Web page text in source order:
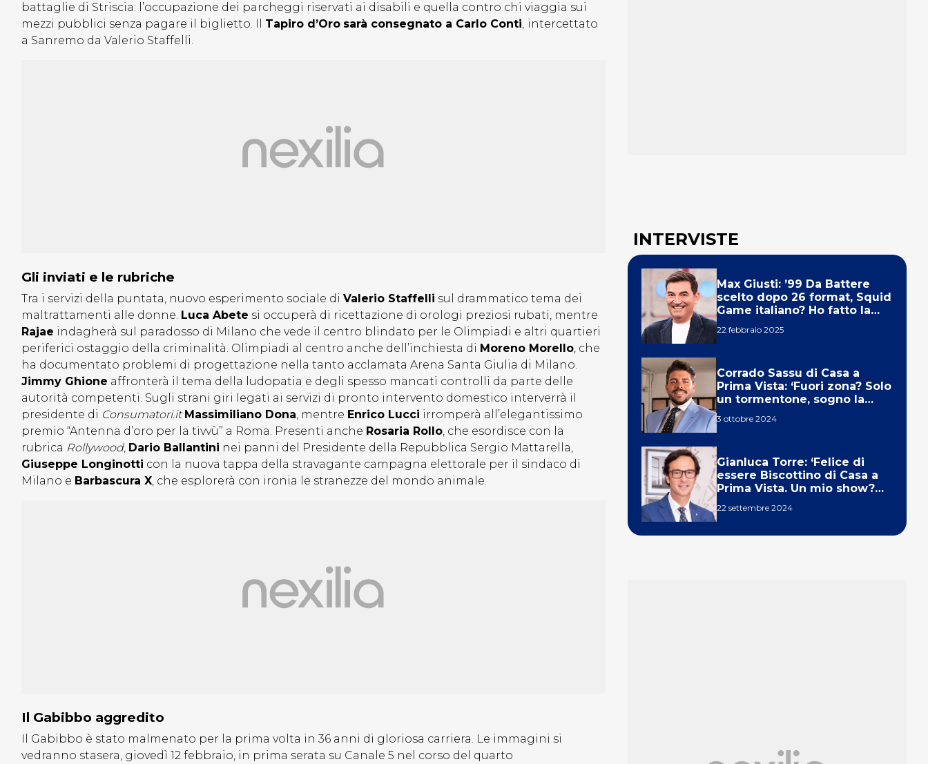
battaglie di Striscia: l’occupazione dei parcheggi riservati ai disabili e quella contro chi viaggia sui
mezzi pubblici senza pagare il biglietto. Il Tapiro d’Oro sarà consegnato a Carlo Conti, intercettato
a Sanremo da Valerio Staffelli.
Gli inviati e le rubriche
Tra i servizi della puntata, nuovo esperimento sociale di Valerio Staffelli sul drammatico tema dei
maltrattamenti alle donne. Luca Abete si occuperà di ricettazione di orologi preziosi rubati, mentre
Rajae indagherà sul paradosso di Milano che vede il centro blindato per le Olimpiadi e altri quartieri
periferici ostaggio della criminalità. Olimpiadi al centro anche dell’inchiesta di Moreno Morello, che
ha documentato problemi di progettazione nella tanto acclamata Arena Santa Giulia di Milano.
Jimmy Ghione affronterà il tema della ludopatia e degli spesso mancati controlli da parte delle
autorità competenti. Sugli strani giri legati ai servizi di pronto intervento domestico interverrà il
presidente di Consumatori.it Massimiliano Dona, mentre Enrico Lucci irromperà all’elegantissimo
premio “Antenna d’oro per la tivvù” a Roma. Presenti anche Rosaria Rollo, che esordisce con la
rubrica Rollywood, Dario Ballantini nei panni del Presidente della Repubblica Sergio Mattarella,
Giuseppe Longinotti con la nuova tappa della stravagante campagna elettorale per il sindaco di
Milano e Barbascura X, che esplorerà con ironia le stranezze del mondo animale.
Il Gabibbo aggredito
Il Gabibbo è stato malmenato per la prima volta in 36 anni di gloriosa carriera. Le immagini si
vedranno stasera, giovedì 12 febbraio, in prima serata su Canale 5 nel corso del quarto
INTERVISTE
Max Giusti: ’99 Da Battere
scelto dopo 26 format, Squid
Game italiano? Ho fatto la
22 febbraio 2025
Corrado Sassu di Casa a
Prima Vista: ‘Fuori zona? Solo
un tormentone, sogno la
3 ottobre 2024
Gianluca Torre: ‘Felice di
essere Biscottino di Casa a
Prima Vista. Un mio show?
22 settembre 2024